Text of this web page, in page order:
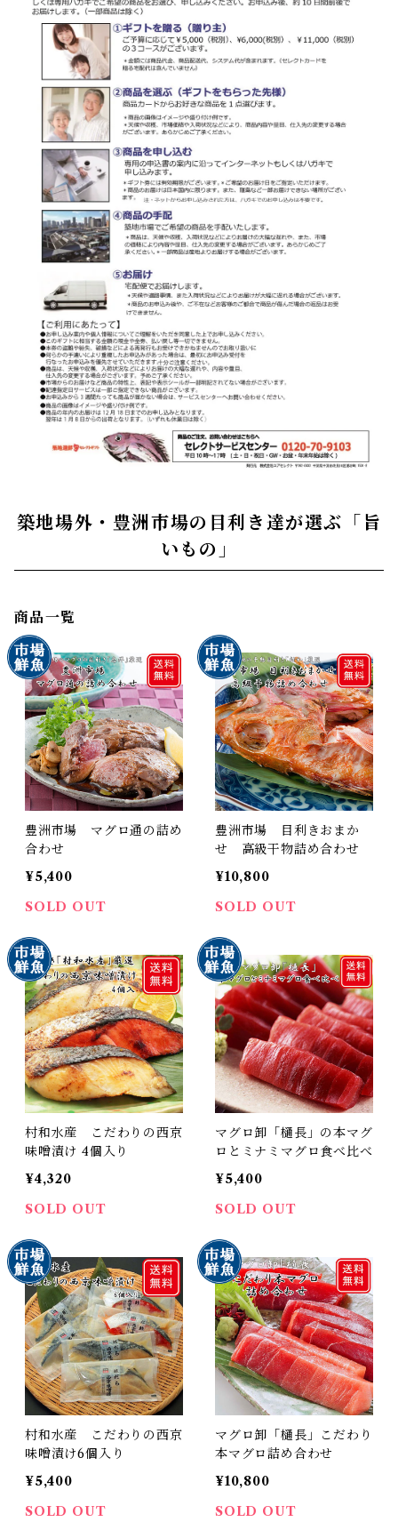
築地場外・豊洲市場の目利き達が選ぶ「旨
いもの」
商品一覧
豊洲市場 マグロ通の詰め
合わせ
¥5,400
SOLD OUT
豊洲市場 目利きおまか
せ 高級干物詰め合わせ
¥10,800
SOLD OUT
村和水産 こだわりの西京
味噌漬け 4個入り
¥4,320
SOLD OUT
マグロ卸「樋長」の本マグ
ロとミナミマグロ食べ比べ
¥5,400
SOLD OUT
村和水産 こだわりの西京
味噌漬け6個入り
¥5,400
SOLD OUT
マグロ卸「樋長」こだわり
本マグロ詰め合わせ
¥10,800
SOLD OUT